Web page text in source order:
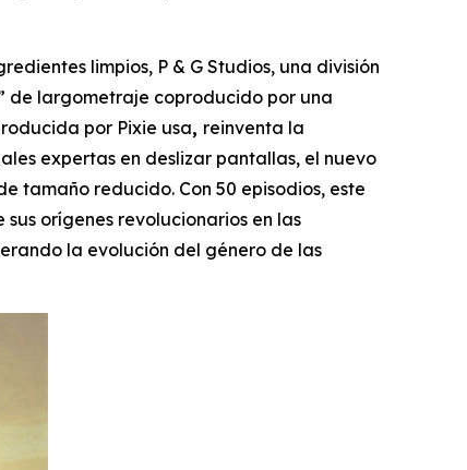
limpios, P & G Studios, una división
de largometraje coproducido por una
por Pixie usa, reinventa la
expertas en deslizar pantallas, el nuevo
tamaño reducido. Con 50 episodios, este
orígenes revolucionarios en las
la evolución del género de las